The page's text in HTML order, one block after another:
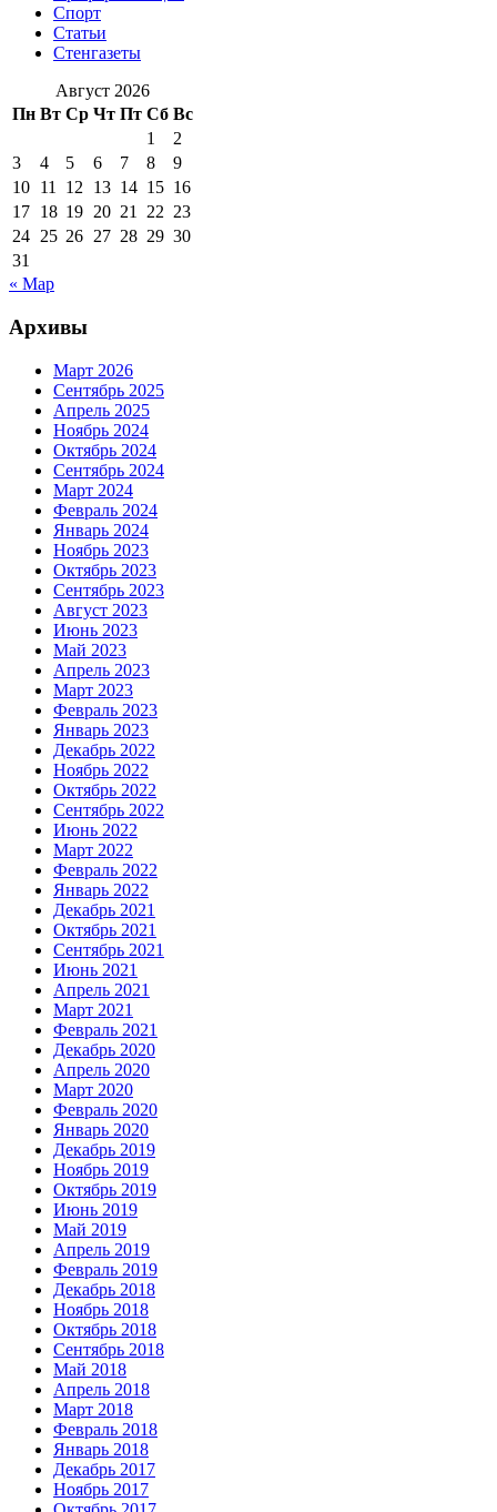
Спорт
Статьи
Стенгазеты
Август 2026
Пн Вт Ср Чт Пт Сб Вс
1
2
3
4 5 6 7 8
9
10 11 12 13 14 15 16
17 18 19 20 21 22 23
24 25 26 27 28 29 30
31
« Мар
Архивы
Март 2026
Сентябрь 2025
Апрель 2025
Ноябрь 2024
Октябрь 2024
Сентябрь 2024
Март 2024
Февраль 2024
Январь 2024
Ноябрь 2023
Октябрь 2023
Сентябрь 2023
Август 2023
Июнь 2023
Май 2023
Апрель 2023
Март 2023
Февраль 2023
Январь 2023
Декабрь 2022
Ноябрь 2022
Октябрь 2022
Сентябрь 2022
Июнь 2022
Март 2022
Февраль 2022
Январь 2022
Декабрь 2021
Октябрь 2021
Сентябрь 2021
Июнь 2021
Апрель 2021
Март 2021
Февраль 2021
Декабрь 2020
Апрель 2020
Март 2020
Февраль 2020
Январь 2020
Декабрь 2019
Ноябрь 2019
Октябрь 2019
Июнь 2019
Май 2019
Апрель 2019
Февраль 2019
Декабрь 2018
Ноябрь 2018
Октябрь 2018
Сентябрь 2018
Май 2018
Апрель 2018
Март 2018
Февраль 2018
Январь 2018
Декабрь 2017
Ноябрь 2017